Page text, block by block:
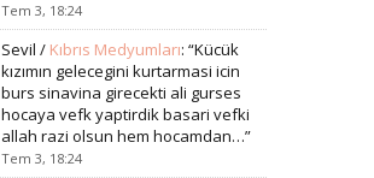
Tem 3, 18:24
Sevil / Kıbrıs Medyumları: “Kücük
kızımın gelecegini kurtarmasi icin
burs sinavina girecekti ali gurses
hocaya vefk yaptirdik basari vefki
allah razi olsun hem hocamdan…”
Tem 3, 18:24